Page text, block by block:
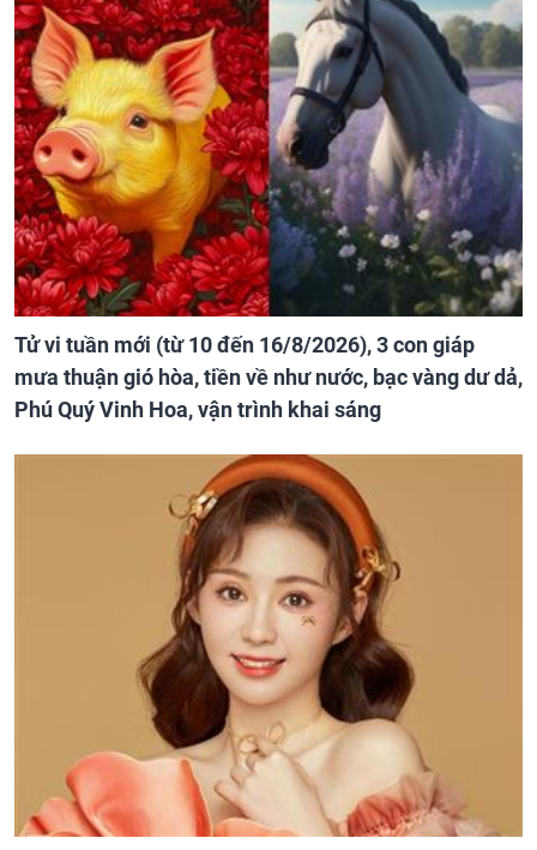
Tử vi tuần mới (từ 10 đến 16/8/2026), 3 con giáp
mưa thuận gió hòa, tiền về như nước, bạc vàng dư dả,
Phú Quý Vinh Hoa, vận trình khai sáng